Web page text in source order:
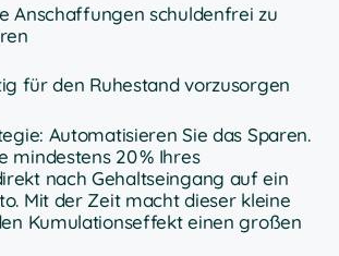
Anschaffungen schuldenfrei zu
für den Ruhestand vorzusorgen
Automatisieren Sie das Sparen.
mindestens 20 % Ihres
nach Gehaltseingang auf ein
Mit der Zeit macht dieser kleine
Kumulationseffekt einen großen